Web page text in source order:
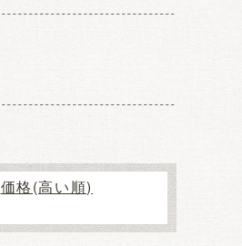
価格(高い順)